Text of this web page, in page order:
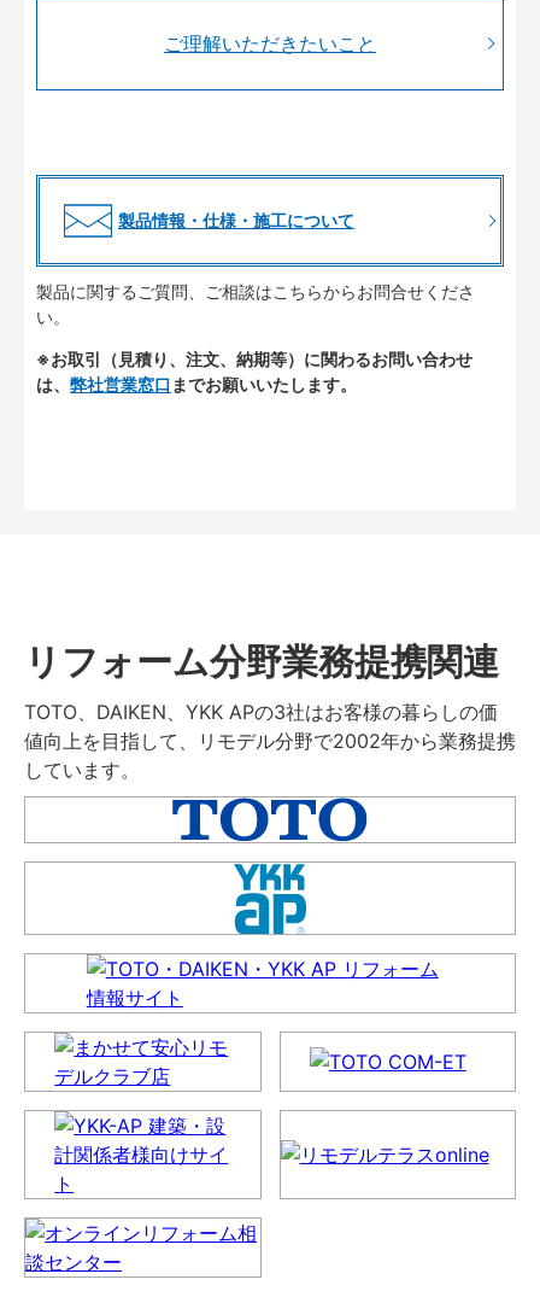
ご理解いただきたいこと
製品情報・仕様・施工について
製品に関するご質問、ご相談はこちらからお問合せくださ
い。
※お取引（見積り、注文、納期等）に関わるお問い合わせ
は、 弊社営業窓口 までお願いいたします。
リフォーム分野業務提携関連
TOTO、DAIKEN、YKK APの3社はお客様の暮らしの価
値向上を目指して、リモデル分野で2002年から業務提携
しています。